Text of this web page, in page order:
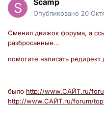
Scamp
Опубликовано 20
Сменил движок форума, а
разбросанные...
помогите написать редирект
было http://www.САЙТ.ru/
http://www.САЙТ.ru/forum/